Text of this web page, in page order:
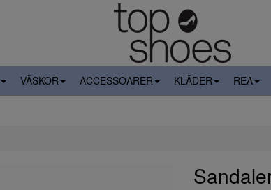
VÄSKOR ACCESSOARER KLÄDER REA